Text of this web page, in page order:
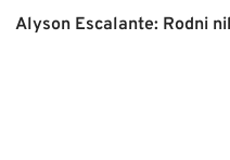
Alyson Escalante: Rodni